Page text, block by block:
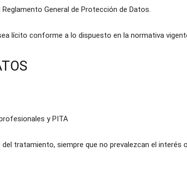
General de Protección de Datos.
lícito conforme a lo dispuesto en la normativa
y PITA
tratamiento, siempre que no prevalezcan el interés